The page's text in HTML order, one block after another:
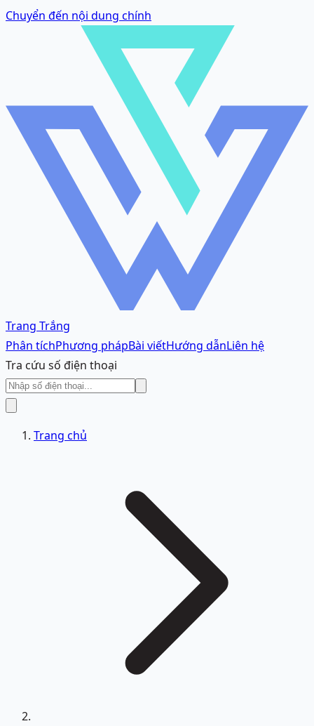
Chuyển đến nội dung chính
Trang Trắng
Phân tíchPhương phápBài viếtHướng dẫnLiên hệ
Tra cứu số điện thoại
Trang chủ